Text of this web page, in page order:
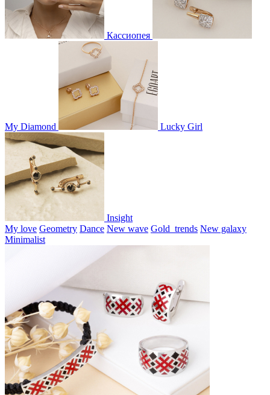
Кассиопея
My Diamond Lucky Girl
Insight
My love Geometry Dance New wave Gold_trends New galaxy
Minimalist